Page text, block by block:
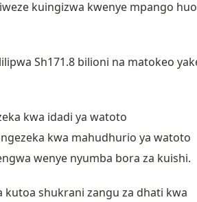
kuingizwa kwenye mpango huo
Sh171.8 bilioni na matokeo
kwa idadi ya watoto
kwa mahudhurio ya watoto
wenye nyumba bora za kuishi.
kutoa shukrani zangu za dhati kwa